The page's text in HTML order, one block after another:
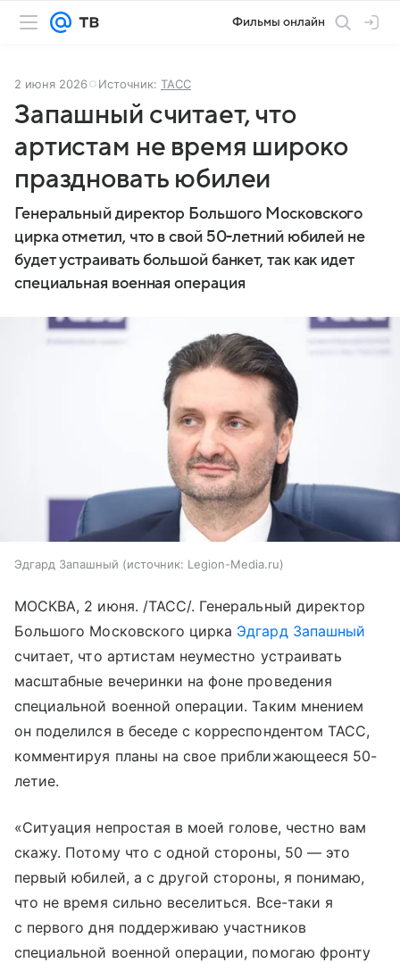
Фильмы онлайн
2 июня 2026 Источник: ТАСС
Запашный считает, что
артистам не время широко
праздновать юбилеи
Генеральный директор Большого Московского
цирка отметил, что в свой 50-летний юбилей не
будет устраивать большой банкет, так как идет
специальная военная операция
Эдгард Запашный источник: Legion-Media.ru
МОСКВА, 2 июня. /ТАСС/. Генеральный директор
Большого Московского цирка Эдгард Запашный
считает, что артистам неуместно устраивать
масштабные вечеринки на фоне проведения
специальной военной операции. Таким мнением
он поделился в беседе с корреспондентом ТАСС,
комментируя планы на свое приближающееся 50-
летие.
«Ситуация непростая в моей голове, честно вам
скажу. Потому что с одной стороны, 50 — это
первый юбилей, а с другой стороны, я понимаю,
что не время сильно веселиться. Все-таки я
с первого дня поддерживаю участников
специальной военной операции, помогаю фронту